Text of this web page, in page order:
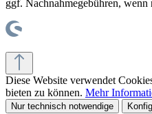
ggf. Nachnahmegebühren, wenn
Diese Website verwendet
bieten zu können. Mehr
Nur technisch notwendige